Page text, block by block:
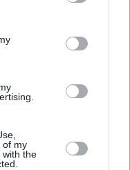
third-party tags to
in below Google
of my
with the
αιώνα, από τα
γνώμη, τον
την
μεταξύ των
επιχειρεί να